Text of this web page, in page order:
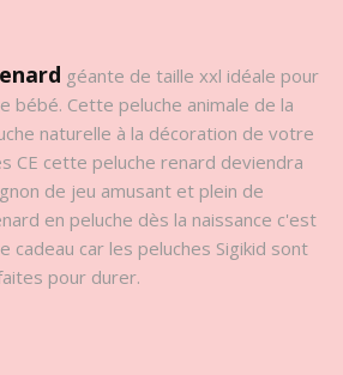
géante de taille xxl idéale pour
bébé. Cette peluche animale de la
naturelle à la décoration de votre
CE cette peluche renard deviendra
de jeu amusant et plein de
en peluche dès la naissance c'est
cadeau car les peluches Sigikid sont
pour durer.